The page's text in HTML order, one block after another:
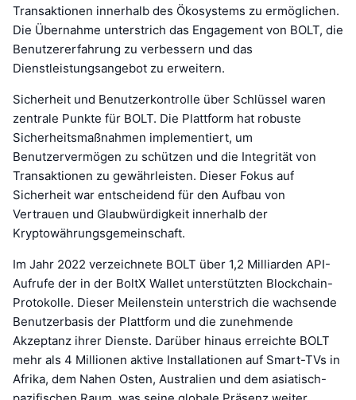
Transaktionen innerhalb des Ökosystems zu ermöglichen.
Die Übernahme unterstrich das Engagement von BOLT, die
Benutzererfahrung zu verbessern und das
Dienstleistungsangebot zu erweitern.
Sicherheit und Benutzerkontrolle über Schlüssel waren
zentrale Punkte für BOLT. Die Plattform hat robuste
Sicherheitsmaßnahmen implementiert, um
Benutzervermögen zu schützen und die Integrität von
Transaktionen zu gewährleisten. Dieser Fokus auf
Sicherheit war entscheidend für den Aufbau von
Vertrauen und Glaubwürdigkeit innerhalb der
Kryptowährungsgemeinschaft.
Im Jahr 2022 verzeichnete BOLT über 1,2 Milliarden API-
Aufrufe der in der BoltX Wallet unterstützten Blockchain-
Protokolle. Dieser Meilenstein unterstrich die wachsende
Benutzerbasis der Plattform und die zunehmende
Akzeptanz ihrer Dienste. Darüber hinaus erreichte BOLT
mehr als 4 Millionen aktive Installationen auf Smart-TVs in
Afrika, dem Nahen Osten, Australien und dem asiatisch-